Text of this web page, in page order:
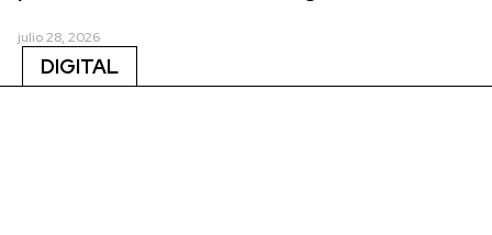
julio 28, 2026
DIGITAL